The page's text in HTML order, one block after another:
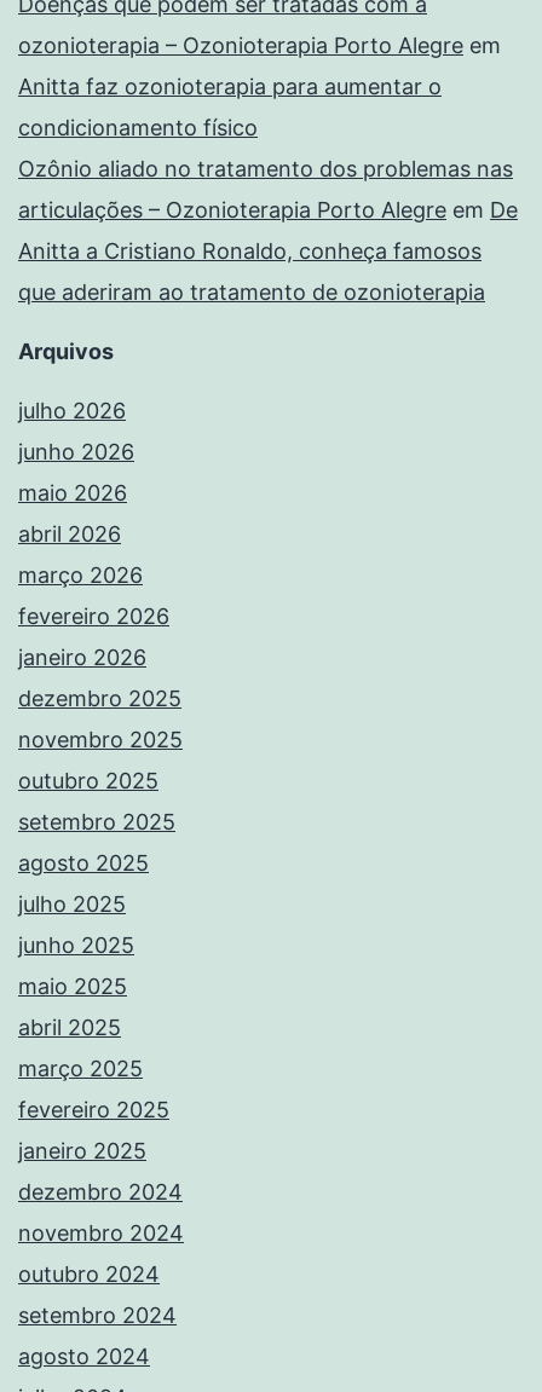
ozonioterapia – Ozonioterapia Porto Alegre em
Anitta faz ozonioterapia para aumentar o
condicionamento físico
Ozônio aliado no tratamento dos problemas nas
articulações – Ozonioterapia Porto Alegre em De
Anitta a Cristiano Ronaldo, conheça famosos
que aderiram ao tratamento de ozonioterapia
Arquivos
julho 2026
junho 2026
maio 2026
abril 2026
março 2026
fevereiro 2026
janeiro 2026
dezembro 2025
novembro 2025
outubro 2025
setembro 2025
agosto 2025
julho 2025
junho 2025
maio 2025
abril 2025
março 2025
fevereiro 2025
janeiro 2025
dezembro 2024
novembro 2024
outubro 2024
setembro 2024
agosto 2024